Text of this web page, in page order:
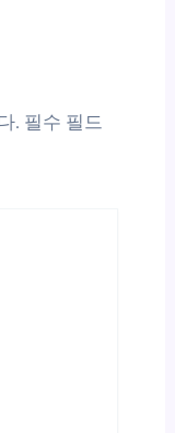
. 필수 필드